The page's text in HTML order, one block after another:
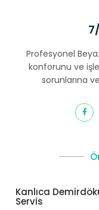
Profesyonel
konforunu ve
sorunlarına
Kanlıca
Servis